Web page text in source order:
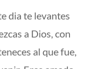
dia te levantes
a Dios, con
al que fue,